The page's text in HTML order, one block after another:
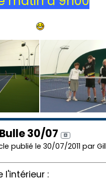
30/07
publié le 30/07/2011 par
l'intérieur :